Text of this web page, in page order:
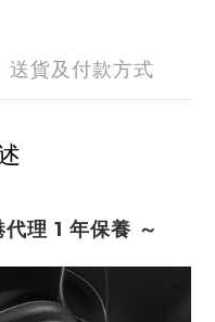
送貨及付款方式
理 1 年保養 ～